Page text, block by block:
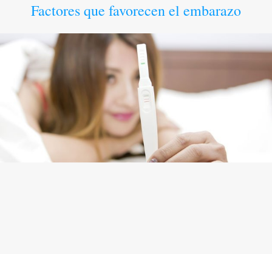
Factores que favorecen el embarazo